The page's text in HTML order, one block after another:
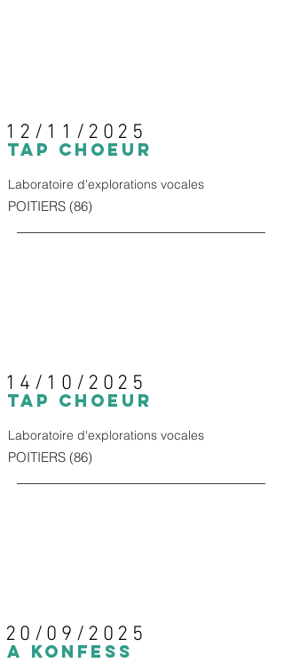
12/11/2025
TAp CHOEUR
Laboratoire d'explorations vocales
POITIERS (86)
14/10/2025
TAp CHOEUR
Laboratoire d'explorations vocales
POITIERS (86)
20/09/2025
A KONFESS